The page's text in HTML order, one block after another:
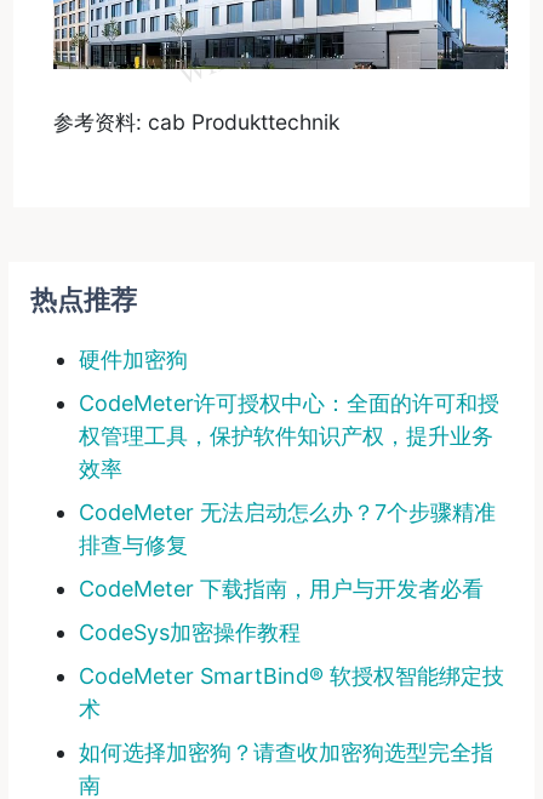
参考资料: cab Produkttechnik
热点推荐
硬件加密狗
CodeMeter许可授权中心：全面的许可和授
权管理工具，保护软件知识产权，提升业务
效率
CodeMeter 无法启动怎么办？7个步骤精准
排查与修复
CodeMeter 下载指南，用户与开发者必看
CodeSys加密操作教程
CodeMeter SmartBind® 软授权智能绑定技
术
如何选择加密狗？请查收加密狗选型完全指
南